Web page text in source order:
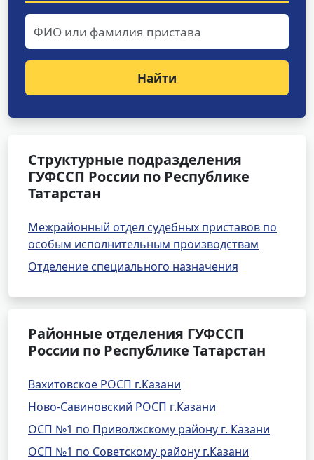
Найти
Структурные подразделения
ГУФССП России по Республике
Татарстан
Межрайонный отдел судебных приставов по
особым исполнительным производствам
Отделение специального назначения
Районные отделения ГУФССП
России по Республике Татарстан
Вахитовское РОСП г.Казани
Ново-Савиновский РОСП г.Казани
ОСП №1 по Приволжскому району г. Казани
ОСП №1 по Советскому району г.Казани